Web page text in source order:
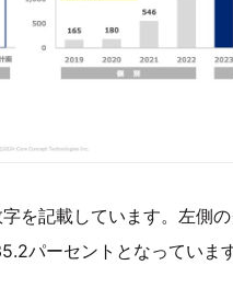
を記載しています。左側
パーセントとなっています